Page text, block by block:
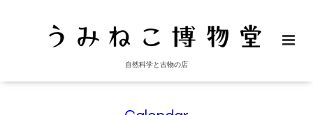
自然科学と古物の店